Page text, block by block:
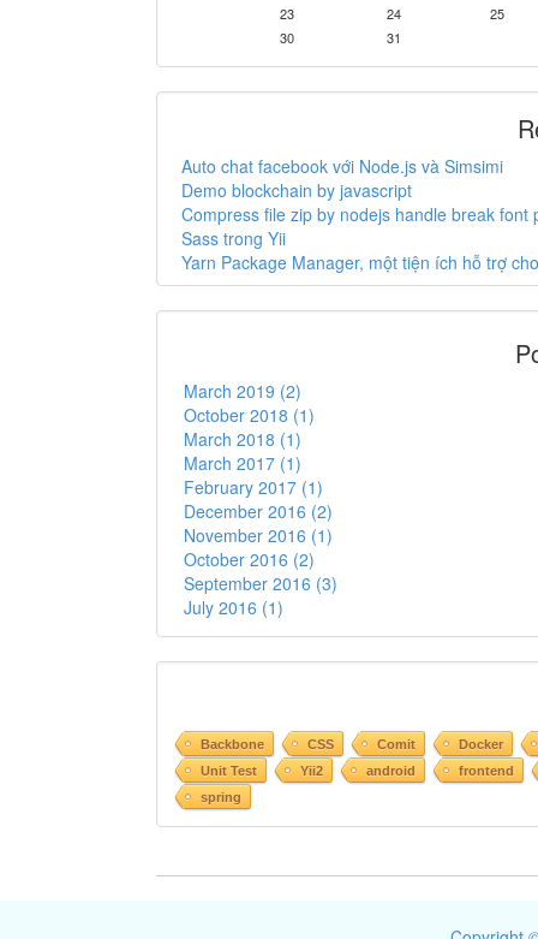
23
24
25
30
31
Auto chat facebook với Node.js và Simsimi
Demo blockchain by javascript
Compress file zip by nodejs handle break font
Sass trong Yii
Yarn Package Manager, một tiện ích hỗ trợ
March 2019 (2)
October 2018 (1)
March 2018 (1)
March 2017 (1)
February 2017 (1)
December 2016 (2)
November 2016 (1)
October 2016 (2)
September 2016 (3)
July 2016 (1)
Backbone CSS Comit
Docker
Unit Test
Yii2 android
frontend
spring